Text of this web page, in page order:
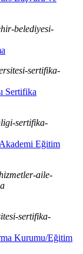
belediyesi-
sertifika-
Sertifika
sertifika-
Eğitim
aile-
sertifika-
Kurumu/Eğitim